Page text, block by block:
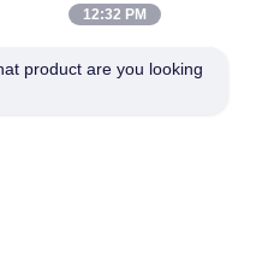
12:32 PM
product are you looking